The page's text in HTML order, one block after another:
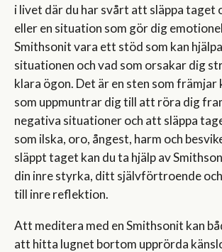
i livet där du har svårt att släppa taget
eller en situation som gör dig
Smithsonit vara ett stöd som kan
situationen och vad som orsakar dig
klara ögon. Det är en sten som
som uppmuntrar dig till att röra dig
negativa situationer och att släppa
som ilska, oro, ångest, harm och
släppt taget kan du ta hjälp av
din inre styrka, ditt självförtroende
till inre reflektion.
Att meditera med en Smithsonit kan
att hitta lugnet bortom upprörda